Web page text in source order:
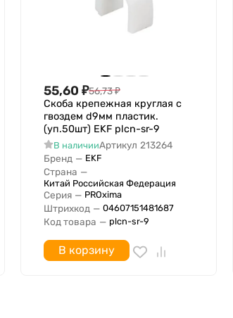
55,60 ₽56,73₽
Скоба крепежная круглая с
гвоздем d9мм пластик.
(уп.50шт) EKF plcn-sr-9
В наличииАртикул 213264
Бренд — EKF
Страна —
Китай Российская Федерация
Серия — PROxima
Штрихкод — 04607151481687
Код товара — plcn-sr-9
В корзину